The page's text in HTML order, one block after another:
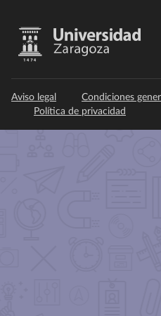
Aviso legal
Condiciones
Política de privacidad